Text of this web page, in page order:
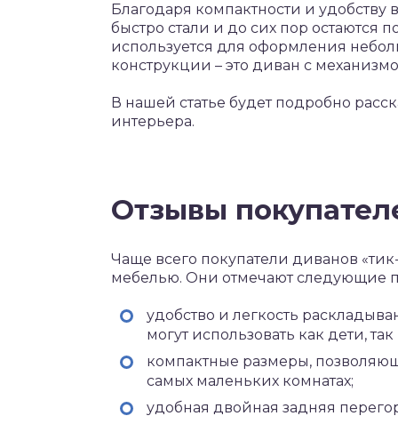
Благодаря компактности и
быстро стали и до сих пор остаются
используется для оформления
конструкции – это диван с
В нашей статье будет подробно
интерьера.
Отзывы
Чаще всего покупатели диванов
мебелью. Они отмечают следующие
удобство и легкость
могут использовать как дети,
компактные размеры,
самых маленьких комнатах;
удобная двойная задняя